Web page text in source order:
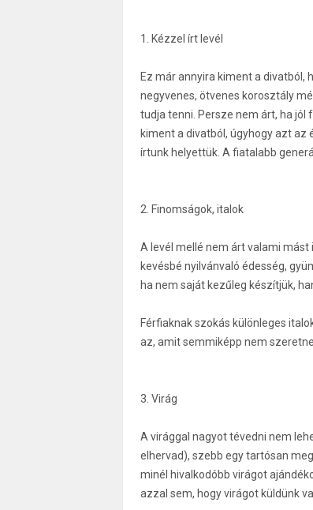
1. Kézzel írt levél
Ez már annyira kiment a divatból,
negyvenes, ötvenes korosztály
tudja tenni. Persze nem árt, ha
kiment a divatból, úgyhogy azt
írtunk helyettük. A fiatalabb
2. Finomságok, italok
A levél mellé nem árt valami mást
kevésbé nyilvánvaló édesség,
ha nem saját kezűleg készítjük,
Férfiaknak szokás különleges
az, amit semmiképp nem szeretne
3. Virág
A virággal nagyot tévedni nem
elhervad), szebb egy tartósan
minél hivalkodóbb virágot
azzal sem, hogy virágot küldünk